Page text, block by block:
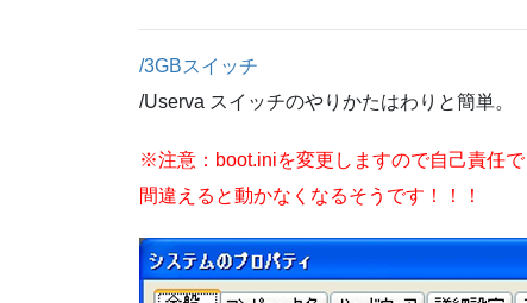
/3GBスイッチ
/Userva スイッチのやりかたはわりと簡単。
※注意：boot.iniを変更しますので自己責任で
間違えると動かなくなるそうです！！！